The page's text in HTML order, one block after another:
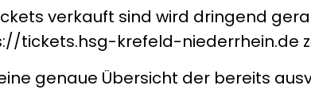
verkauft sind wird dringend
tickets.hsg-krefeld-niederrhein.de
genaue Übersicht der bereits